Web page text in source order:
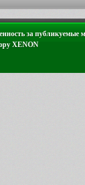
за публикуемые
XENON